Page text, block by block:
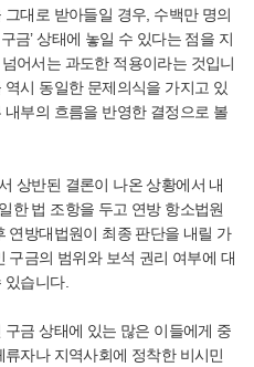
대로 받아들일 경우, 수백만 명의
금’ 상태에 놓일 수 있다는 점을 지
어서는 과도한 적용이라는 것입니
시 동일한 문제의식을 가지고 있
부의 흐름을 반영한 결정으로 볼
상반된 결론이 나온 상황에서 내
한 법 조항을 두고 연방 항소법원
연방대법원이 최종 판단을 내릴 가
구금의 범위와 보석 권리 여부에 대
습니다.
금 상태에 있는 많은 이들에게 중
자나 지역사회에 정착한 비시민